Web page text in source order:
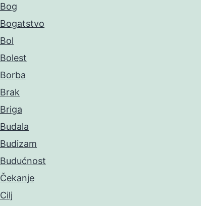
Bog
Bogatstvo
Bol
Bolest
Borba
Brak
Briga
Budala
Budizam
Budućnost
Čekanje
Cilj